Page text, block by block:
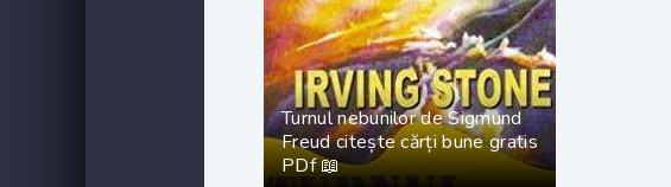
Turnul nebunilor de Sigmund
Freud citește cărți bune gratis
PDf 📖